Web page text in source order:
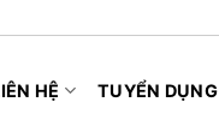
HỆ TUYỂN DỤNG